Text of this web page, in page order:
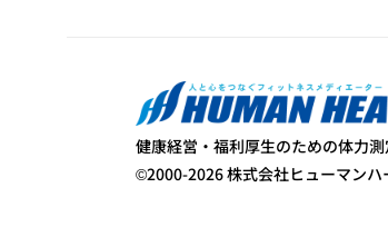
健康経営・福利厚生のための体力
©2000-2026 株式会社ヒューマンハ